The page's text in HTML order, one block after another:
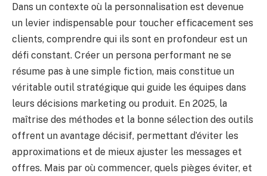
Dans un contexte où la personnalisation est devenue
un levier indispensable pour toucher efficacement ses
clients, comprendre qui ils sont en profondeur est un
défi constant. Créer un persona performant ne se
résume pas à une simple fiction, mais constitue un
véritable outil stratégique qui guide les équipes dans
leurs décisions marketing ou produit. En 2025, la
maîtrise des méthodes et la bonne sélection des outils
offrent un avantage décisif, permettant d’éviter les
approximations et de mieux ajuster les messages et
offres. Mais par où commencer, quels pièges éviter, et